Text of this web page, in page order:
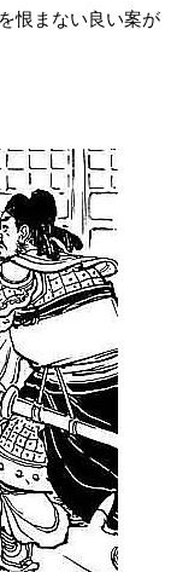
恨まない良い案が